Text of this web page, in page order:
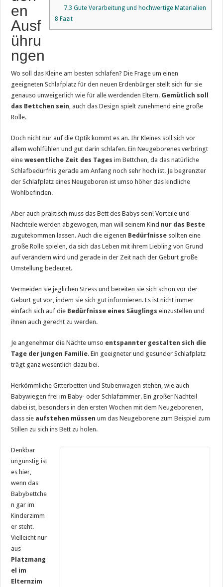
7.3 Gute Verarbeitung und hochwertige Materialien
8 Fazit
en
Ausf
ühru
ngen
Wo soll das Kleine am besten schlafen? Die Frage um einen
geeigneten Schlafplatz für den neuen Erdenbürger stellt sich für sie
genauso unweigerlich wie für alle werdenden Eltern. Gemütlich soll
das Bettchen sein , auch das Design spielt zunehmend eine große
Rolle.
Doch nicht nur auf die Optik kommt es an. Ihr Kleines soll sich vor
allem wohlfühlen und gut darin schlafen. Ein Neugeborenes verbringt
einewesentliche Zeit des Tages im Bettchen, da das natürliche
Schlafbedürfnis gerade am Anfang noch sehr hoch ist. Je begrenzter
der Schlafplatz eines Neugeboren ist umso höher das kindliche
Wohlbefinden.
Aber auch praktisch muss das Bett des Babys sein! Vorteile und
Nachteile werden abgewogen, man will seinem Kind nur das Beste
zugutekommen lassen. Auch die eigenen Bedürfnisse sollten eine
große Rolle spielen, da sich das Leben mit ihrem Liebling von Grund
auf verändern wird und gerade in der Zeit nach der Geburt große
Umstellung bedeutet.
Vermeiden sie jeglichen Stress und bereiten sie sich schon vor der
Geburt gut vor, indem sie sich gut informieren. Es ist nicht immer
einfach sich auf die Bedürfnisse eines Säuglings einzustellen und
ihnen auch gerecht zu werden.
Je angenehmer die Nächte umso entspannter gestalten sich die
Tage der jungen Familie. Ein geeigneter und gesunder Schlafplatz
trägt ganz wesentlich dazu bei.
Herkömmliche Gitterbetten und Stubenwagen stehen, wie auch
Babywiegen frei im Baby- oder Schlafzimmer. Ein großer Nachteil
dabei ist, besonders in den ersten Wochen mit dem Neugeborenen,
dass sie aufstehen müssen um das Neugeborene zum Beispiel zum
Stillen zu sich ins Bett zu holen.
Denkbar
ungünstig ist
es hier,
wenn das
Babybettche
n gar im
Kinderzimm
er steht.
Vielleicht nur
aus
Platzmang
el im
Elternzim